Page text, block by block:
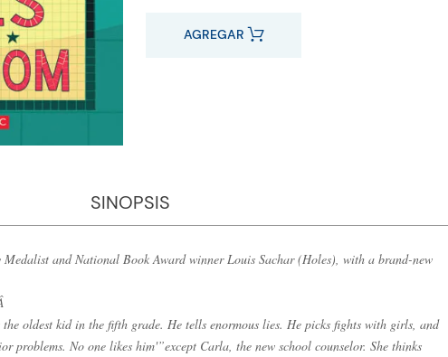
AGREGAR
SINOPSIS
Medalist and National Book Award winner Louis Sachar (Holes), with a brand-new
oldest kid in the fifth grade. He tells enormous lies. He picks fights with girls, and
problems. No one likes him'”except Carla, the new school counselor. She thinks